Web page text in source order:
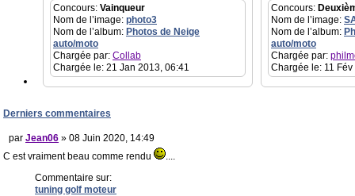
Concours: Vainqueur
Nom de l’image: photo3
Nom de l’album: Photos de Neige
auto/moto
Chargée par: Collab
Chargée le: 21 Jan 2013, 06:41
Concours:
Nom de l’image:
Nom de l’album:
auto/moto
Chargée par:
Chargée le: 11
Derniers commentaires
par Jean06 » 08 Juin 2020, 14:49
C est vraiment beau comme rendu
....
Commentaire sur:
tuning golf moteur